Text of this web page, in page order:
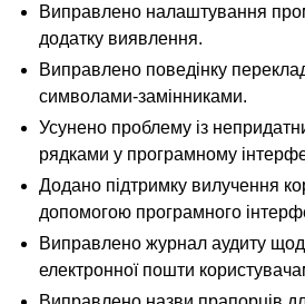
Виправлено налаштування
додатку виявлення.
Виправлено поведінку
символами-замінниками.
Усунено проблему із
рядками у програмному
Додано підтримку вилучення
допомогою програмного
Виправлено журнал аудиту
електронної пошти